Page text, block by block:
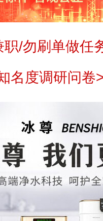
/勿刷单做任
名度调研问卷